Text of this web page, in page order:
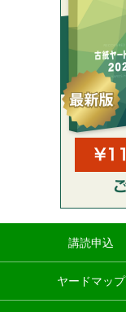
講読申込
ヤードマップ